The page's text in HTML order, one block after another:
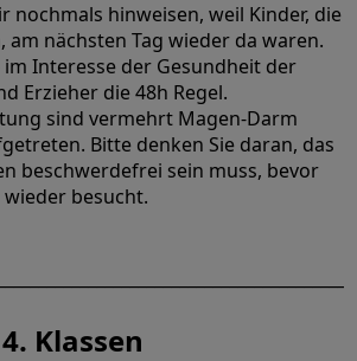
nochmals hinweisen, weil Kinder, die
nächsten Tag wieder da waren.
im Interesse der Gesundheit der
Erzieher die 48h Regel.
sind vermehrt Magen-Darm
Bitte denken Sie daran, das
beschwerdefrei sein muss, bevor
besucht.
Klassen